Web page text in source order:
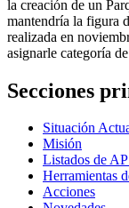
la creación de un
mantendría la figura
realizada en
asignarle categoría
Secciones
Situación
Misión
Listados de
Herramientas
Acciones